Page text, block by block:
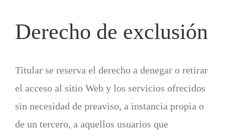
Derecho de exclusión
Titular se reserva el derecho a denegar o retirar
el acceso al sitio Web y los servicios ofrecidos
sin necesidad de preaviso, a instancia propia o
de un tercero, a aquellos usuarios que